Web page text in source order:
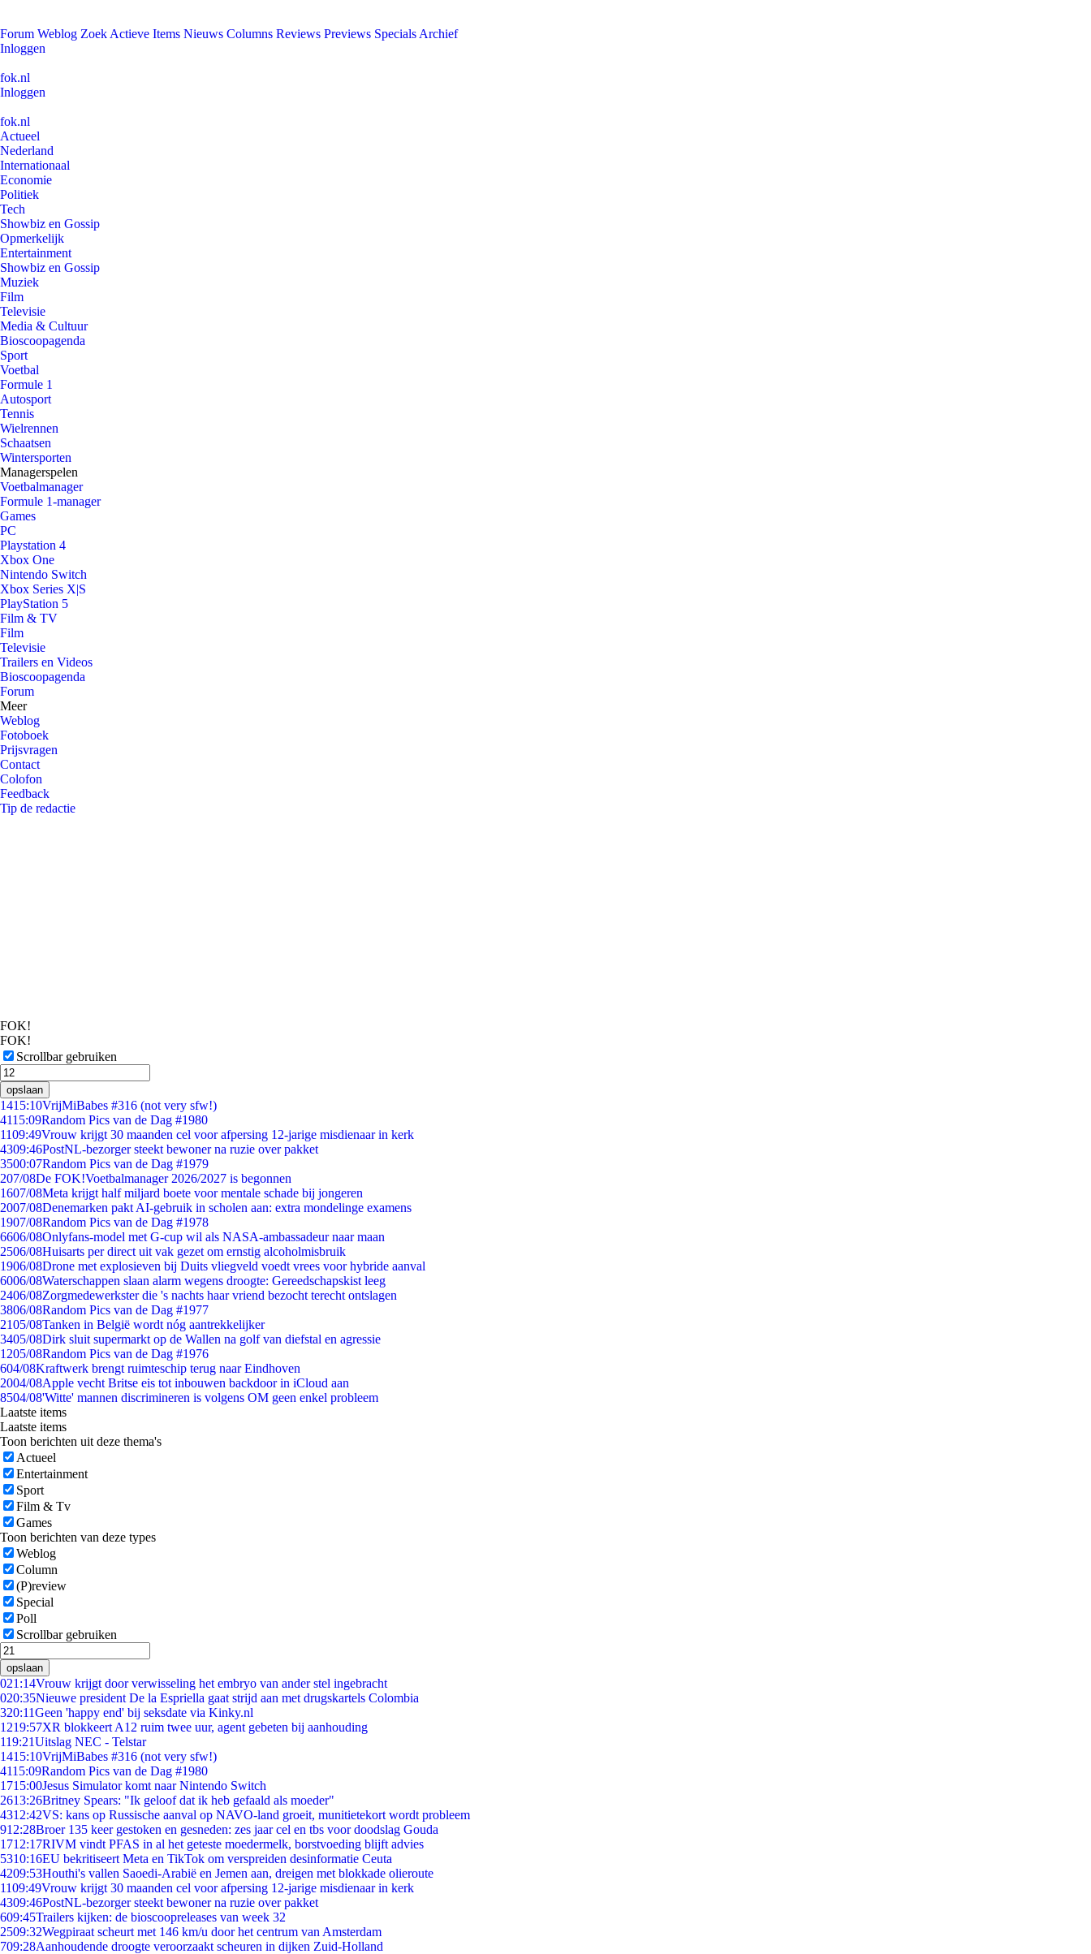
Forum Weblog Zoek Actieve Items Nieuws Columns Reviews Previews Specials Archief
Inloggen
fok.nl
Inloggen
fok.nl
Actueel
Nederland
Internationaal
Economie
Politiek
Tech
Showbiz en Gossip
Opmerkelijk
Entertainment
Showbiz en Gossip
Muziek
Film
Televisie
Media & Cultuur
Bioscoopagenda
Sport
Voetbal
Formule 1
Autosport
Tennis
Wielrennen
Schaatsen
Wintersporten
Managerspelen
Voetbalmanager
Formule 1-manager
Games
PC
Playstation 4
Xbox One
Nintendo Switch
Xbox Series X|S
PlayStation 5
Film & TV
Film
Televisie
Trailers en Videos
Bioscoopagenda
Forum
Meer
Weblog
Fotoboek
Prijsvragen
Contact
Colofon
Feedback
Tip de redactie
FOK!
FOK!
Scrollbar gebruiken
opslaan
1415:10VrijMiBabes #316 (not very sfw!)
4115:09Random Pics van de Dag #1980
1109:49Vrouw krijgt 30 maanden cel voor afpersing 12-jarige misdienaar in kerk
4309:46PostNL-bezorger steekt bewoner na ruzie over pakket
3500:07Random Pics van de Dag #1979
207/08De FOK!Voetbalmanager 2026/2027 is begonnen
1607/08Meta krijgt half miljard boete voor mentale schade bij jongeren
2007/08Denemarken pakt AI-gebruik in scholen aan: extra mondelinge examens
1907/08Random Pics van de Dag #1978
6606/08Onlyfans-model met G-cup wil als NASA-ambassadeur naar maan
2506/08Huisarts per direct uit vak gezet om ernstig alcoholmisbruik
1906/08Drone met explosieven bij Duits vliegveld voedt vrees voor hybride aanval
6006/08Waterschappen slaan alarm wegens droogte: Gereedschapskist leeg
2406/08Zorgmedewerkster die 's nachts haar vriend bezocht terecht ontslagen
3806/08Random Pics van de Dag #1977
2105/08Tanken in België wordt nóg aantrekkelijker
3405/08Dirk sluit supermarkt op de Wallen na golf van diefstal en agressie
1205/08Random Pics van de Dag #1976
604/08Kraftwerk brengt ruimteschip terug naar Eindhoven
2004/08Apple vecht Britse eis tot inbouwen backdoor in iCloud aan
8504/08'Witte' mannen discrimineren is volgens OM geen enkel probleem
Laatste items
Laatste items
Toon berichten uit deze thema's
Actueel
Entertainment
Sport
Film & Tv
Games
Toon berichten van deze types
Weblog
Column
(P)review
Special
Poll
Scrollbar gebruiken
opslaan
021:14Vrouw krijgt door verwisseling het embryo van ander stel ingebracht
020:35Nieuwe president De la Espriella gaat strijd aan met drugskartels Colombia
320:11Geen 'happy end' bij seksdate via Kinky.nl
1219:57XR blokkeert A12 ruim twee uur, agent gebeten bij aanhouding
119:21Uitslag NEC - Telstar
1415:10VrijMiBabes #316 (not very sfw!)
4115:09Random Pics van de Dag #1980
1715:00Jesus Simulator komt naar Nintendo Switch
2613:26Britney Spears: "Ik geloof dat ik heb gefaald als moeder"
4312:42VS: kans op Russische aanval op NAVO-land groeit, munitietekort wordt probleem
912:28Broer 135 keer gestoken en gesneden: zes jaar cel en tbs voor doodslag Gouda
1712:17RIVM vindt PFAS in al het geteste moedermelk, borstvoeding blijft advies
5310:16EU bekritiseert Meta en TikTok om verspreiden desinformatie Ceuta
4209:53Houthi's vallen Saoedi-Arabië en Jemen aan, dreigen met blokkade olieroute
1109:49Vrouw krijgt 30 maanden cel voor afpersing 12-jarige misdienaar in kerk
4309:46PostNL-bezorger steekt bewoner na ruzie over pakket
609:45Trailers kijken: de bioscoopreleases van week 32
2509:32Wegpiraat scheurt met 146 km/u door het centrum van Amsterdam
709:28Aanhoudende droogte veroorzaakt scheuren in dijken Zuid-Holland